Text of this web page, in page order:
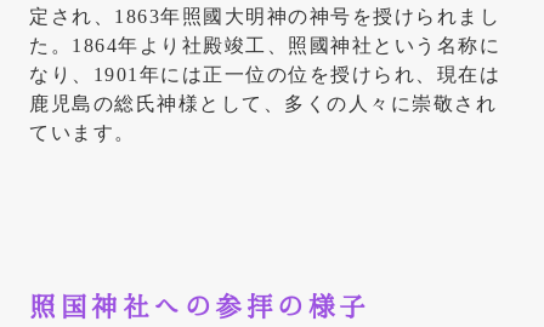
定され、1863年照國大明神の神号を授けられまし
た。1864年より社殿竣工、照國神社という名称に
なり、1901年には正一位の位を授けられ、現在は
鹿児島の総氏神様として、多くの人々に崇敬され
ています。
照国神社への参拝の様子